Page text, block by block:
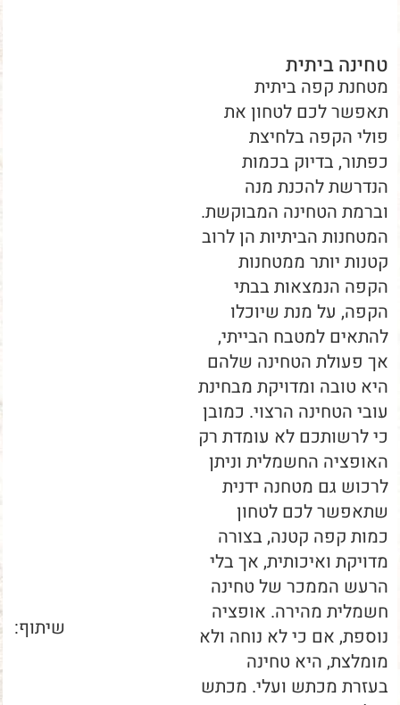
טחינה ביתית
מטחנת קפה ביתית
תאפשר לכם לטחון את
פולי הקפה בלחיצת
כפתור, בדיוק בכמות
הנדרשת להכנת מנה
וברמת הטחינה המבוקשת.
המטחנות הביתיות הן לרוב
קטנות יותר ממטחנות
הקפה הנמצאות בבתי
הקפה, על מנת שיוכלו
להתאים למטבח הבייתי,
אך פעולת הטחינה שלהם
היא טובה ומדויקת מבחינת
עובי הטחינה הרצוי. כמובן
כי לרשותכם לא עומדת רק
האופציה החשמלית וניתן
לרכוש גם מטחנה ידנית
שתאפשר לכם לטחון
כמות קפה קטנה, בצורה
מדויקת ואיכותית, אך בלי
הרעש הממכר של טחינה
חשמלית מהירה. אופציה
נוספת, אם כי לא נוחה ולא
מומלצת, היא טחינה
בעזרת מכתש ועלי. מכתש
שיתוף: